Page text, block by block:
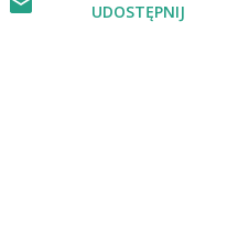
UDOSTĘPNIJ